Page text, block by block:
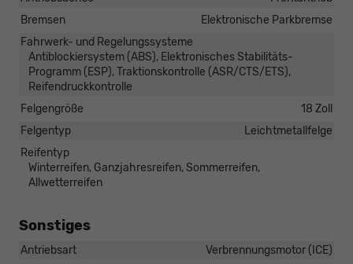
Bremsen
Elektronische Parkbremse
Fahrwerk- und Regelungssysteme
Antiblockiersystem (ABS), Elektronisches Stabilitäts-
Programm (ESP), Traktionskontrolle (ASR/CTS/ETS),
Reifendruckkontrolle
Felgengröße
18 Zoll
Felgentyp
Leichtmetallfelge
Reifentyp
Winterreifen, Ganzjahresreifen, Sommerreifen,
Allwetterreifen
Sonstiges
Antriebsart
Verbrennungsmotor (ICE)